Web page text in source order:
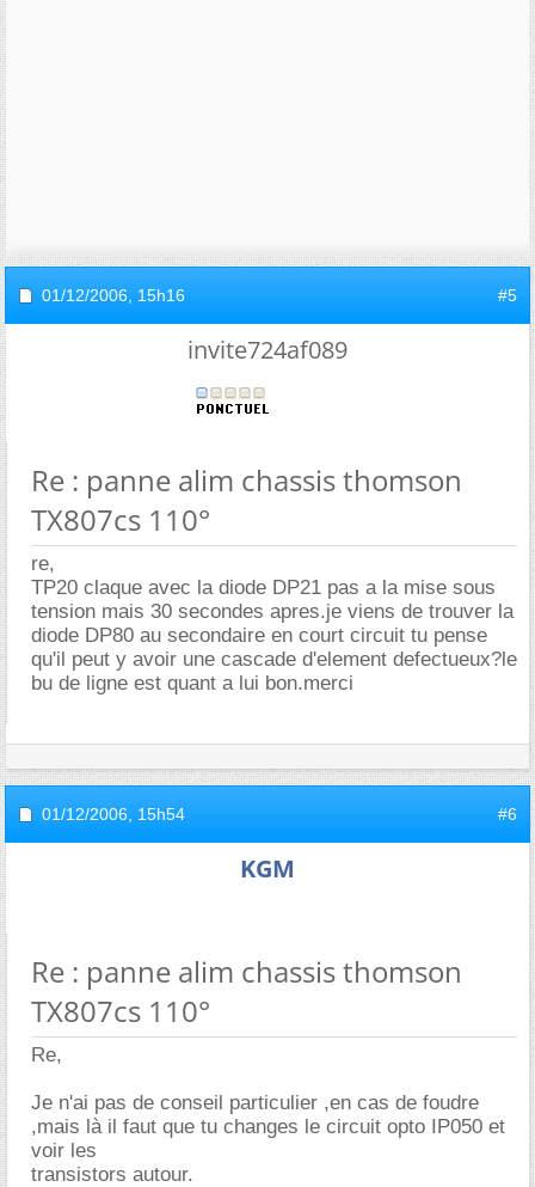
01/12/2006, 15h16 #5
invite724af089
Re : panne alim chassis thomson
TX807cs 110°
re,
TP20 claque avec la diode DP21 pas a la mise sous
tension mais 30 secondes apres.je viens de trouver la
diode DP80 au secondaire en court circuit tu pense
qu'il peut y avoir une cascade d'element defectueux?le
bu de ligne est quant a lui bon.merci
01/12/2006, 15h54 #6
KGM
Re : panne alim chassis thomson
TX807cs 110°
Re,
Je n'ai pas de conseil particulier ,en cas de foudre
,mais là il faut que tu changes le circuit opto IP050 et
voir les
transistors autour.